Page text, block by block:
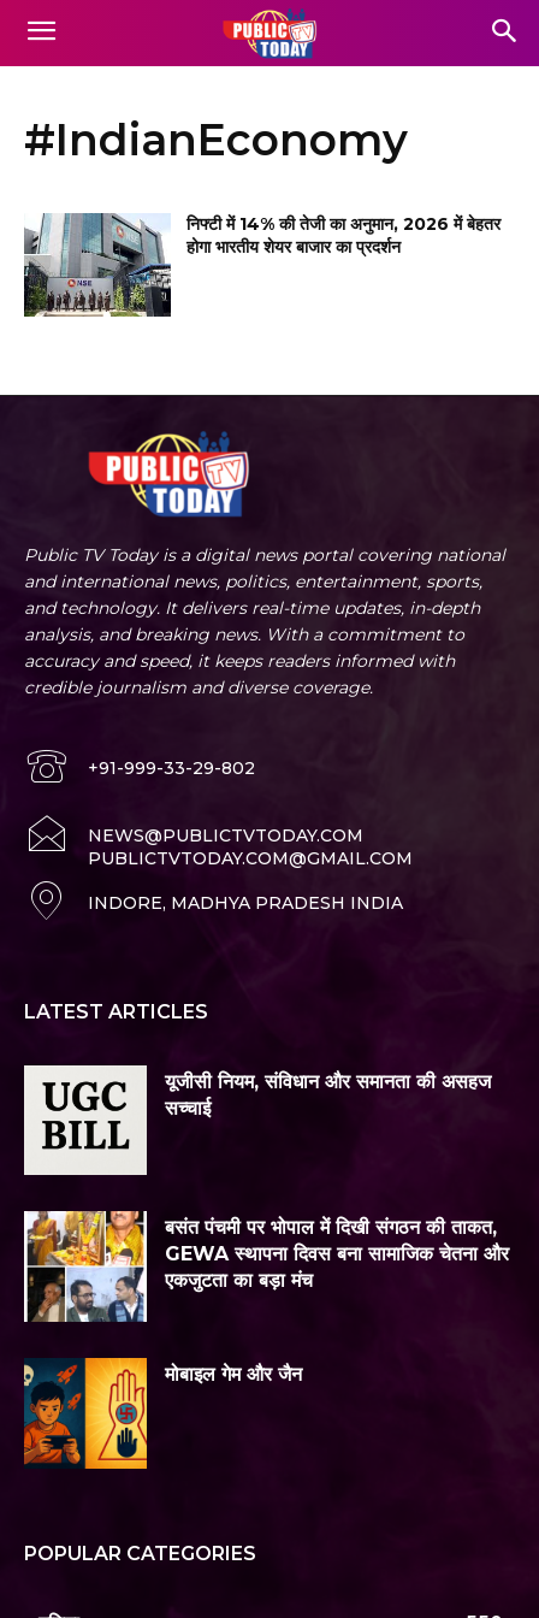
#IndianEconomy
निफ्टी में 14% की तेजी का अनुमान, 2026 में बेहतर
होगा भारतीय शेयर बाजार का प्रदर्शन
Public TV Today is a digital news portal covering national
and international news, politics, entertainment, sports,
and technology. It delivers real-time updates, in-depth
analysis, and breaking news. With a commitment to
accuracy and speed, it keeps readers informed with
credible journalism and diverse coverage.
+91-999-33-29-802
NEWS@PUBLICTVTODAY.COM
PUBLICTVTODAY.COM@GMAIL.COM
INDORE, MADHYA PRADESH INDIA
LATEST ARTICLES
यूजीसी नियम, संविधान और समानता की असहज
सच्चाई
बसंत पंचमी पर भोपाल में दिखी संगठन की ताकत,
GEWA स्थापना दिवस बना सामाजिक चेतना और
एकजुटता का बड़ा मंच
मोबाइल गेम और जैन
POPULAR CATEGORIES